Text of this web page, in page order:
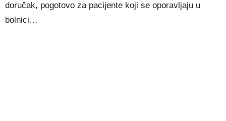
doručak, pogotovo za pacijente koji se oporavljaju u
bolnici…